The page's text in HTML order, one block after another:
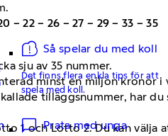
Så spelar du med koll
Det finns flera enkla tips för att
spela med koll.
Prata med unga
– 22 – 26 – 27 – 29 – 33 – 35
sju av 35 nummer.
minst en miljon kronor i
tilläggsnummer, har
1 och Lotto 2. Du kan välja